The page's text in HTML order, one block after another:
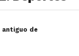
antiguo de